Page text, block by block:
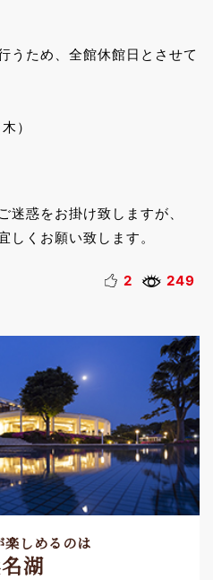
うため、全館休館日とさせて
）
迷惑をお掛け致しますが、
しくお願い致します。
2 249
楽しめるのは
湖